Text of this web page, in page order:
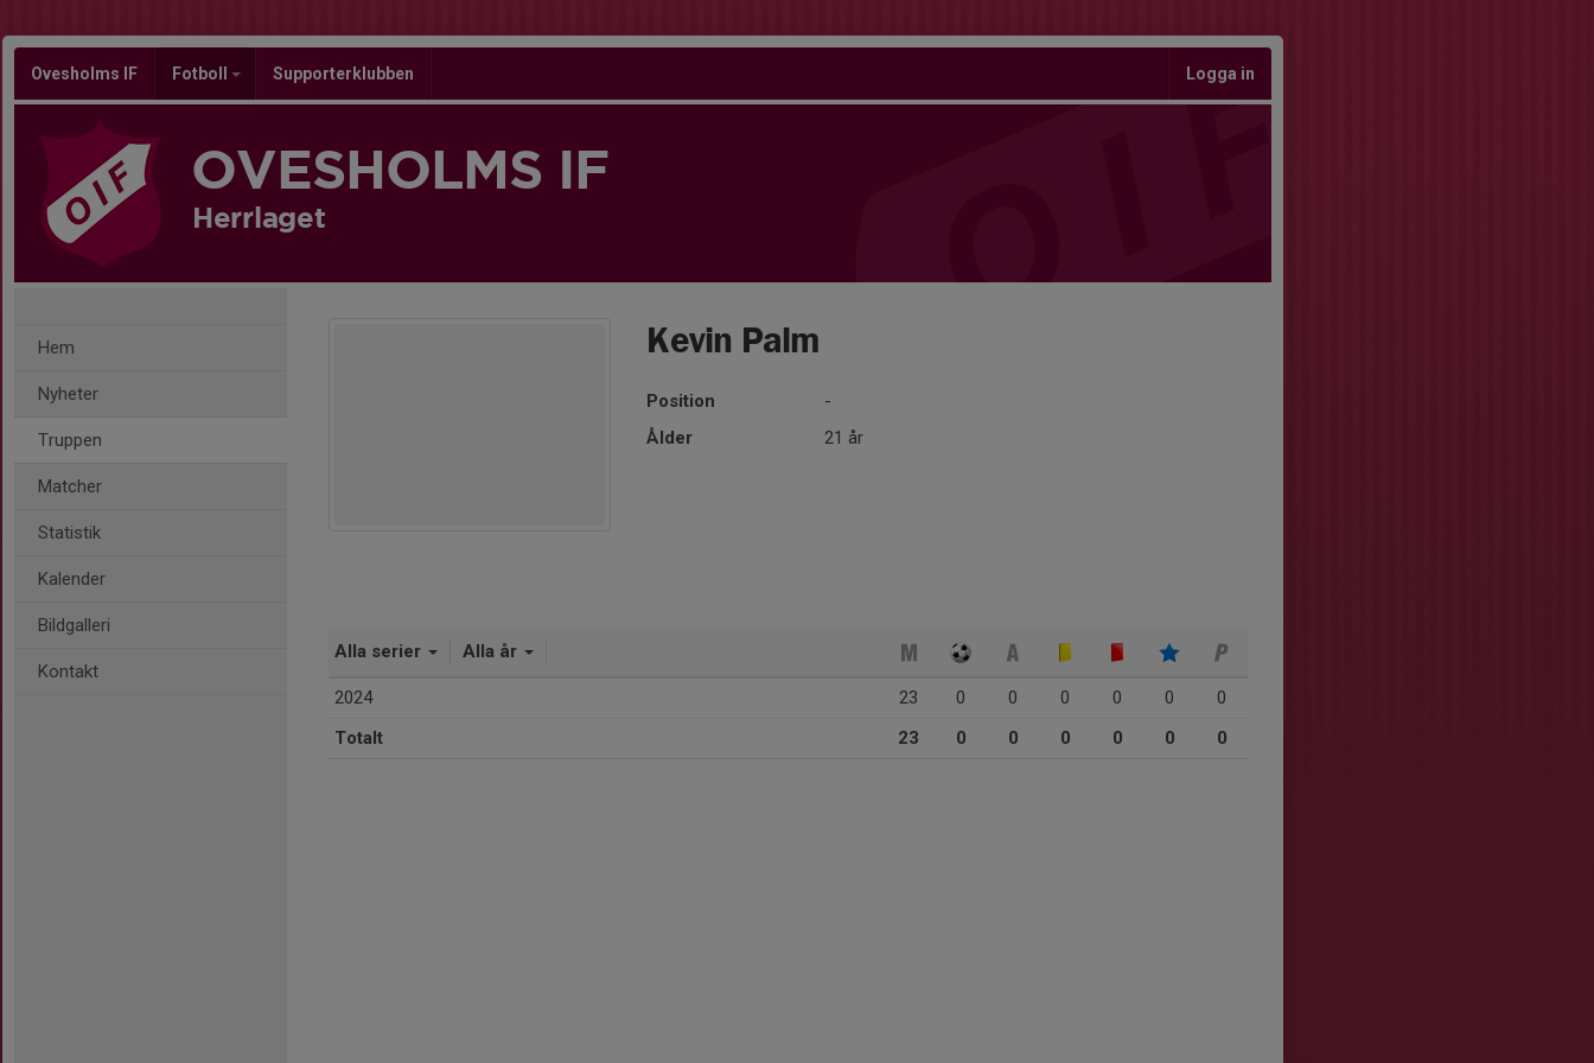
Ovesholms IF Fotboll Supporterklubben Logga in
OVESHOLMS IF
Herrlaget
Hem
Nyheter
Truppen
Matcher
Statistik
Kalender
Bildgalleri
Kontakt
Kevin Palm
Position
-
Ålder
21 år
Alla serier Alla år
2024 23 0 0 0 0 0
0
Totalt
23 0 0 0 0 0 0